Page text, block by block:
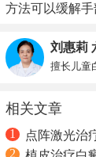
方法可以缓解
刘惠莉
擅长儿童
相关文章
1
点阵激光治
2